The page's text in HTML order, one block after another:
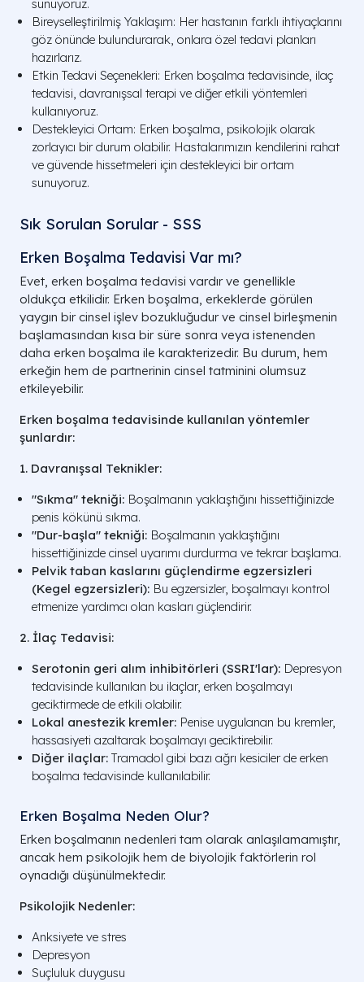
sunuyoruz.
Bireyselleştirilmiş Yaklaşım: Her hastanın farklı ihtiyaçlarını
göz önünde bulundurarak, onlara özel tedavi planları
hazırlarız.
Etkin Tedavi Seçenekleri: Erken boşalma tedavisinde, ilaç
tedavisi, davranışsal terapi ve diğer etkili yöntemleri
kullanıyoruz.
Destekleyici Ortam: Erken boşalma, psikolojik olarak
zorlayıcı bir durum olabilir. Hastalarımızın kendilerini rahat
ve güvende hissetmeleri için destekleyici bir ortam
sunuyoruz.
Sık Sorulan Sorular - SSS
Erken Boşalma Tedavisi Var mı​?
Evet, erken boşalma tedavisi vardır ve genellikle
oldukça etkilidir. Erken boşalma, erkeklerde görülen
yaygın bir cinsel işlev bozukluğudur ve cinsel birleşmenin
başlamasından kısa bir süre sonra veya istenenden
daha erken boşalma ile karakterizedir. Bu durum, hem
erkeğin hem de partnerinin cinsel tatminini olumsuz
etkileyebilir.
Erken boşalma tedavisinde kullanılan yöntemler
şunlardır:
1. Davranışsal Teknikler:
"Sıkma" tekniği: Boşalmanın yaklaştığını hissettiğinizde
penis kökünü sıkma.
"Dur-başla" tekniği: Boşalmanın yaklaştığını
hissettiğinizde cinsel uyarımı durdurma ve tekrar başlama.
Pelvik taban kaslarını güçlendirme egzersizleri
(Kegel egzersizleri): Bu egzersizler, boşalmayı kontrol
etmenize yardımcı olan kasları güçlendirir.
2. İlaç Tedavisi:
Serotonin geri alım inhibitörleri (SSRI'lar): Depresyon
tedavisinde kullanılan bu ilaçlar, erken boşalmayı
geciktirmede de etkili olabilir.
Lokal anestezik kremler: Penise uygulanan bu kremler,
hassasiyeti azaltarak boşalmayı geciktirebilir.
Diğer ilaçlar: Tramadol gibi bazı ağrı kesiciler de erken
boşalma tedavisinde kullanılabilir.
Erken Boşalma Neden Olur?
Erken boşalmanın nedenleri tam olarak anlaşılamamıştır,
ancak hem psikolojik hem de biyolojik faktörlerin rol
oynadığı düşünülmektedir.
Psikolojik Nedenler:
Anksiyete ve stres
Depresyon
Suçluluk duygusu